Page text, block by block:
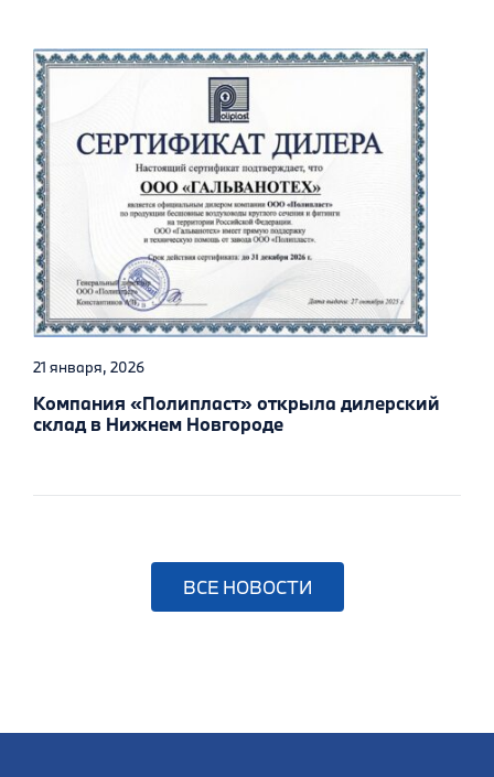
21 января, 2026
Компания «Полипласт» открыла дилерский
склад в Нижнем Новгороде
ВСЕ НОВОСТИ